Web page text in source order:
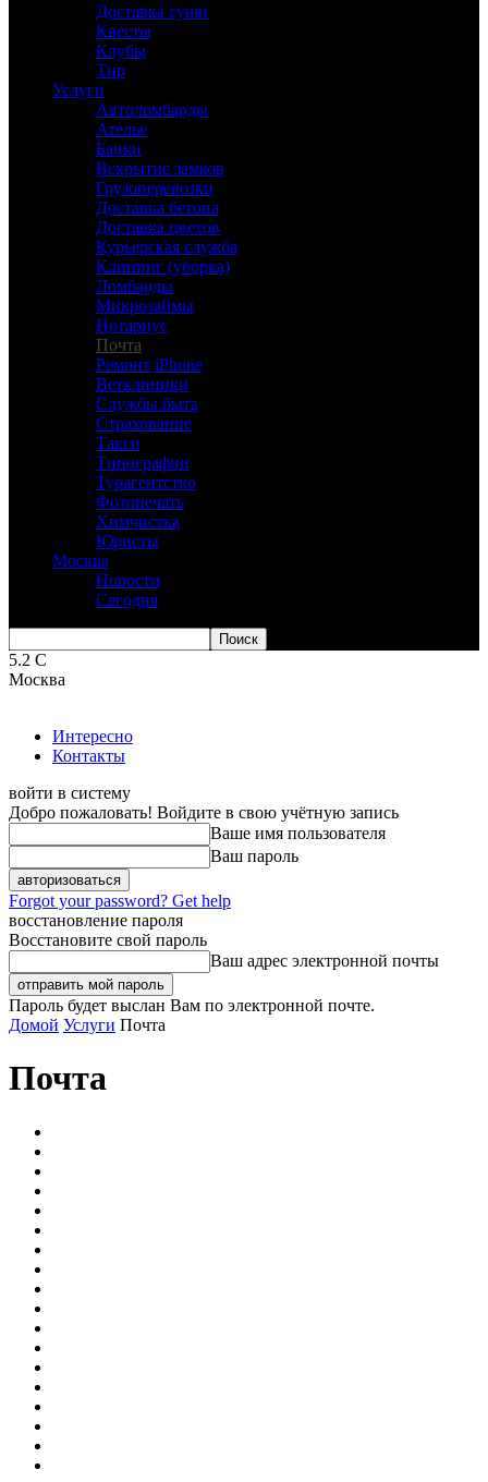
Доставка суши
Квесты
Клубы
Тир
Услуги
Автоломбарды
Ателье
Банки
Вскрытие замков
Грузоперевозки
Доставка бетона
Доставка цветов
Курьерская служба
Клининг (уборка)
Ломбарды
Микрозаймы
Нотариус
Почта
Ремонт iPhone
Ветклиники
Службы быта
Страхование
Такси
Типографии
Турагентство
Фотопечать
Химчистка
Юристы
Москва
Новости
Сегодня
5.2 C
Москва
Интересно
Контакты
войти в систему
Добро пожаловать! Войдите в свою учётную запись
Ваше имя пользователя
Ваш пароль
Forgot your password? Get help
восстановление пароля
Восстановите свой пароль
Ваш адрес электронной почты
Пароль будет выслан Вам по электронной почте.
Домой Услуги Почта
Почта